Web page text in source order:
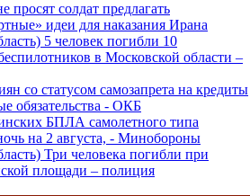
просят солдат предлагать
идеи для наказания Ирана
5 человек погибли 10
в Московской области –
со статусом самозапрета на кредиты
обязательства - ОКБ
БПЛА самолетного типа
на 2 августа, - Минобороны
Три человека погибли при
площади – полиция